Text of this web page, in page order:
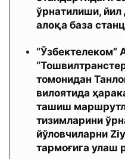
ўрнатилиши,
алоқа база
“Ўзбектелеком”
томонидан
вилоятида
ташиш
тизимларини
йўловчиларни
тармоғига улаш